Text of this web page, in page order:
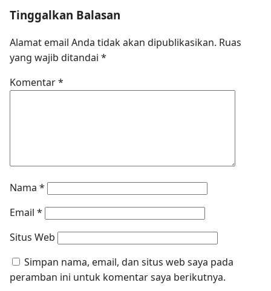
Tinggalkan Balasan
Alamat email Anda tidak akan dipublikasikan. Ruas
yang wajib ditandai *
Komentar*
Nama *
Email *
Situs Web
Simpan nama, email, dan situs web saya pada
peramban ini untuk komentar saya berikutnya.